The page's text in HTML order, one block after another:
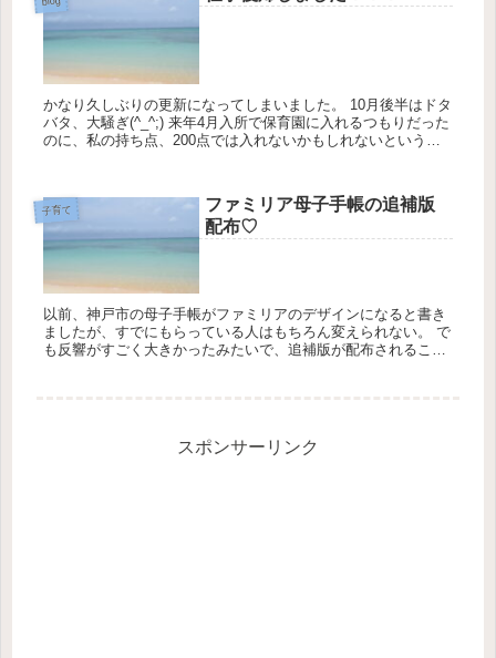
かなり久しぶりの更新になってしまいました。 10月後半はドタ
バタ、大騒ぎ(^_^;) 来年4月入所で保育園に入れるつもりだった
のに、私の持ち点、200点では入れないかもしれないというこ
子育て
ファミリア母子手帳の追補版
配布♡
以前、神戸市の母子手帳がファミリアのデザインになると書き
ましたが、すでにもらっている人はもちろん変えられない。 で
も反響がすごく大きかったみたいで、追補版が配布されること
スポンサーリンク